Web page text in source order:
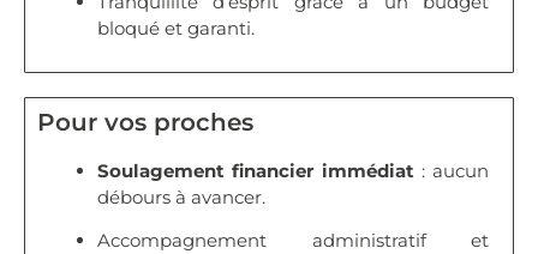
bloqué et garanti.
Pour vos proches
Soulagement financier immédiat : aucun
débours à avancer.
Accompagnement administratif et